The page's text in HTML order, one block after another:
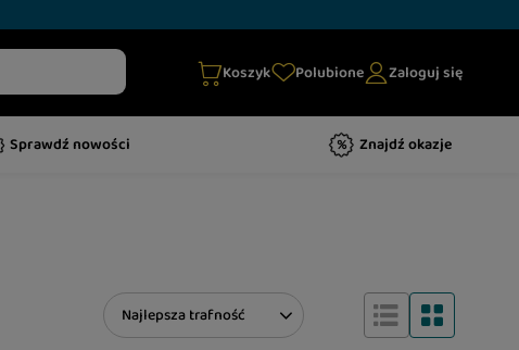
Koszyk Polubione Zaloguj się
Sprawdź nowości Znajdź okazje
Zmień sortowanie
Najlepsza trafność